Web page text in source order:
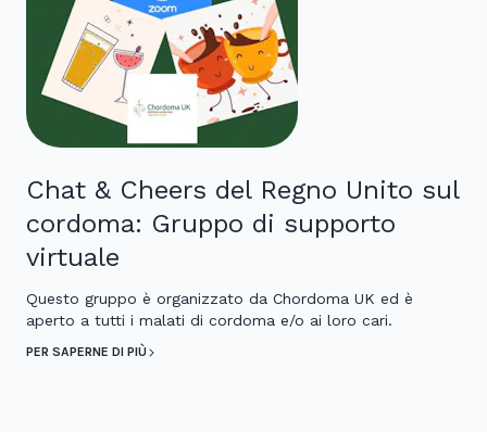
Chat & Cheers del Regno Unito sul
cordoma: Gruppo di supporto
virtuale
Questo gruppo è organizzato da Chordoma UK ed è
aperto a tutti i malati di cordoma e/o ai loro cari.
PER SAPERNE DI PIÙ